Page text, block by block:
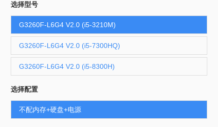
选择型号
G3260F-L6G4 V2.0 (i5-3210M)
G3260F-L6G4 V2.0 (i5-7300HQ)
G3260F-L6G4 V2.0 (i5-8300H)
选择配置
不配内存+硬盘+电源